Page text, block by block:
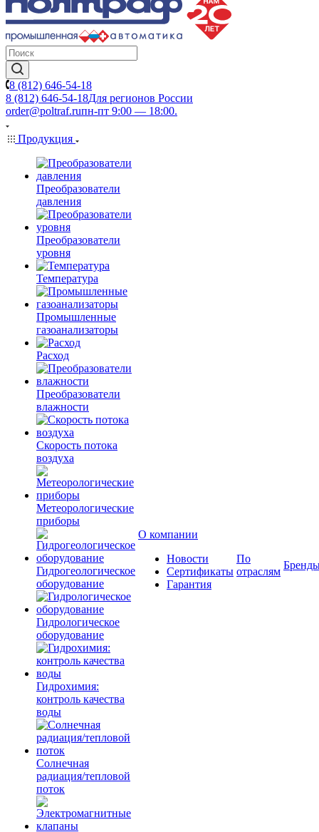
8 (812) 646-54-18
8 (812) 646-54-18Для регионов России
order@poltraf.ruпн-пт 9:00 — 18:00.
Продукция
Преобразователи
давления
Преобразователи
уровня
Температура
Промышленные
газоанализаторы
Расход
Преобразователи
влажности
Скорость потока
воздуха
Метеорологические
приборы
Гидрогеологическое
оборудование
Гидрологическое
оборудование
Гидрохимия:
контроль качества
воды
Солнечная
радиация/тепловой
поток
О компании
Новости
Сертификаты
Гарантия
По
отраслям